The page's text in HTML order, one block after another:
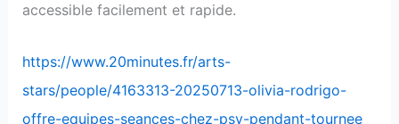
accessible facilement et rapide.
https://www.20minutes.fr/arts-
stars/people/4163313-20250713-olivia-rodrigo-
offre-equipes-seances-chez-psy-pendant-tournee